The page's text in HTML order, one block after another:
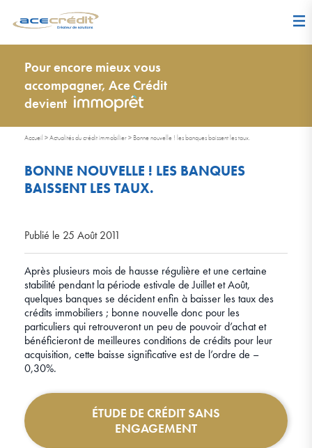
Pour encore mieux vous
accompagner, Ace Crédit
devient
Accueil >Actualités du crédit immobilier> Bonne nouvelle ! les banques baissent les taux.
BONNE NOUVELLE ! LES BANQUES
BAISSENT LES TAUX.
Publié le 25 Août 2011
Après plusieurs mois de hausse régulière et une certaine
stabilité pendant la période estivale de Juillet et Août,
quelques banques se décident enfin à baisser les taux des
crédits immobiliers ; bonne nouvelle donc pour les
particuliers qui retrouveront un peu de pouvoir d’achat et
bénéficieront de meilleures conditions de crédits pour leur
acquisition, cette baisse significative est de l’ordre de –
0,30%.
ÉTUDE DE CRÉDIT SANS
ENGAGEMENT